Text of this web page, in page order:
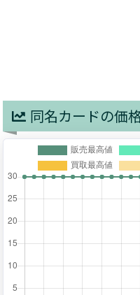
同名カードの価